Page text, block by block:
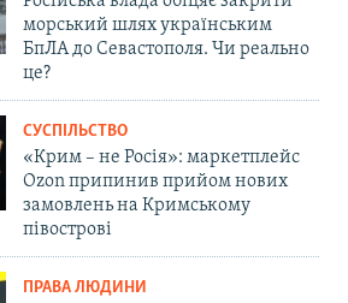
морський шлях українським
БпЛА до Севастополя. Чи реально
це?
СУСПІЛЬСТВО
«Крим – не Росія»: маркетплейс
Ozon припинив прийом нових
замовлень на Кримському
півострові
ПРАВА ЛЮДИНИ